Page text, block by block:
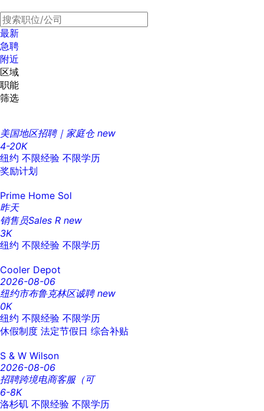
最新
急聘
附近
区域
职能
筛选
美国地区招聘｜家庭仓 new
4-20K
纽约 不限经验 不限学历
奖励计划
Prime Home Sol
昨天
销售员Sales R new
3K
纽约 不限经验 不限学历
Cooler Depot
2026-08-06
纽约市布鲁克林区诚聘 new
0K
纽约 不限经验 不限学历
休假制度 法定节假日 综合补贴
S & W Wilson
2026-08-06
招聘跨境电商客服（可
6-8K
洛杉矶 不限经验 不限学历